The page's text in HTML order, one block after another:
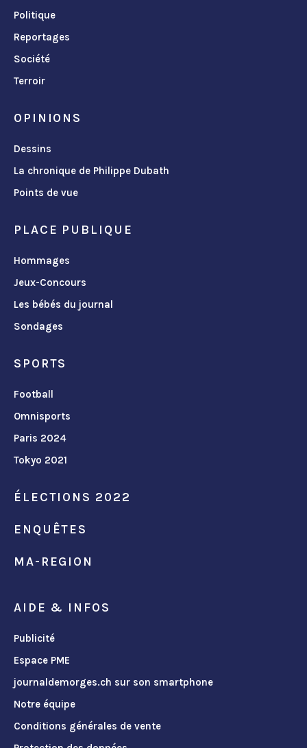
Politique
Reportages
Société
Terroir
OPINIONS
Dessins
La chronique de Philippe Dubath
Points de vue
PLACE PUBLIQUE
Hommages
Jeux-Concours
Les bébés du journal
Sondages
SPORTS
Football
Omnisports
Paris 2024
Tokyo 2021
ÉLECTIONS 2022
ENQUÊTES
MA-REGION
AIDE & INFOS
Publicité
Espace PME
journaldemorges.ch sur son smartphone
Notre équipe
Conditions générales de vente